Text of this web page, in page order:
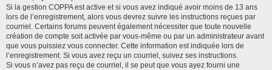
Si la gestion COPPA est active et si vous avez indiqué avoir moins de 13 ans
lors de l’enregistrement, alors vous devrez suivre les instructions reçues par
courriel. Certains forums peuvent également nécessiter que toute nouvelle
création de compte soit activée par vous-même ou par un administrateur avant
que vous puissiez vous connecter. Cette information est indiquée lors de
l’enregistrement. Si vous avez reçu un courriel, suivez ses instructions.
Si vous n’avez pas reçu de courriel, il se peut que vous ayez fourni une